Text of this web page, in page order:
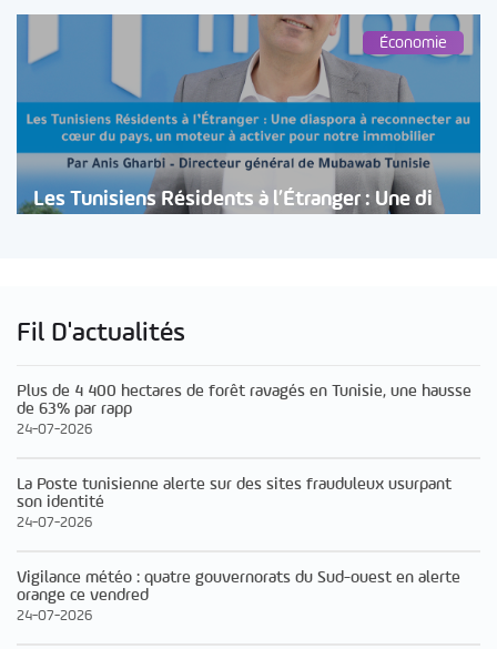
Économie
Les Tunisiens Résidents à l’Étranger : Une di
Fil D'actualités
Plus de 4 400 hectares de forêt ravagés en Tunisie, une hausse
de 63% par rapp
24-07-2026
La Poste tunisienne alerte sur des sites frauduleux usurpant
son identité
24-07-2026
Vigilance météo : quatre gouvernorats du Sud-ouest en alerte
orange ce vendred
24-07-2026